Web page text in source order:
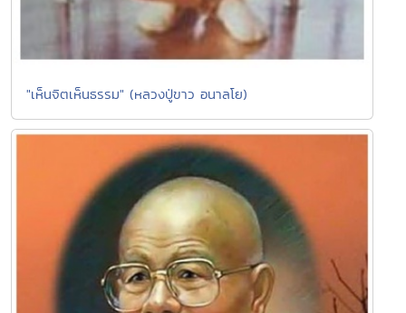
"เห็นจิตเห็นธรรม" (หลวงปู่ขาว อนาลโย)